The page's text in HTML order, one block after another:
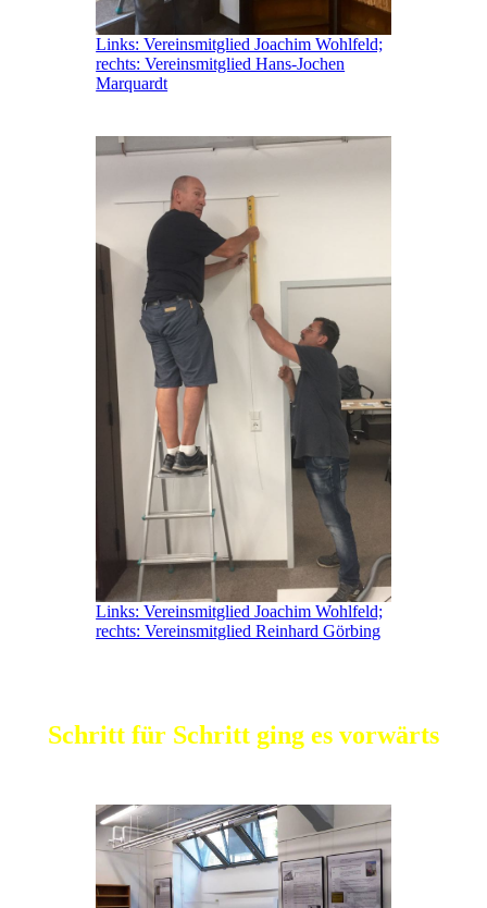
Links: Vereinsmitglied Joachim Wohlfeld;
rechts: Vereinsmitglied Hans-Jochen
Marquardt
Links: Vereinsmitglied Joachim Wohlfeld;
rechts: Vereinsmitglied Reinhard Görbing
Schritt für Schritt ging es vorwärts